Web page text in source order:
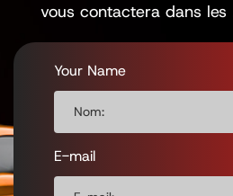
vous contactera dans les
Your Name
E-mail